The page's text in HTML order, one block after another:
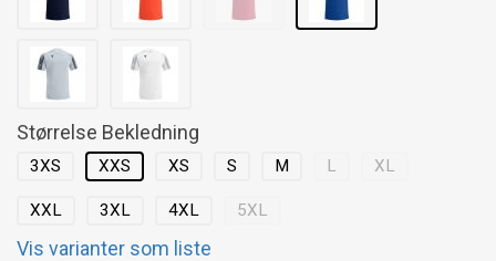
Størrelse Bekledning
3XS XXS XS S M L XL
XXL 3XL 4XL 5XL
Vis varianter som liste